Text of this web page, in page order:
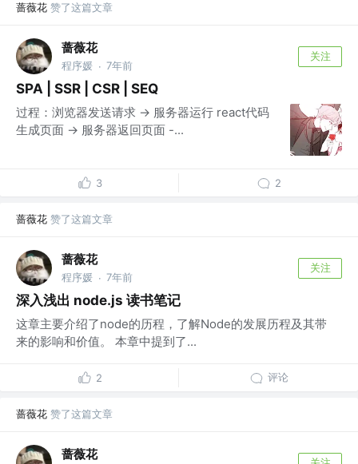
蔷薇花 赞了这篇文章
蔷薇花
程序媛 · 7年前
关注
SPA | SSR | CSR | SEQ
过程：浏览器发送请求 -> 服务器运行 react代码
生成页面 -> 服务器返回页面 -...
3 2
蔷薇花 赞了这篇文章
蔷薇花
程序媛 · 7年前
关注
深入浅出 node.js 读书笔记
这章主要介绍了node的历程，了解Node的发展历程及其带
来的影响和价值。 本章中提到了...
2 评论
蔷薇花 赞了这篇文章
蔷薇花